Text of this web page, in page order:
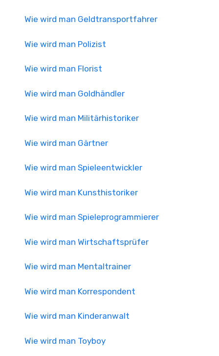
Wie wird man Geldtransportfahrer
Wie wird man Polizist
Wie wird man Florist
Wie wird man Goldhändler
Wie wird man Militärhistoriker
Wie wird man Gärtner
Wie wird man Spieleentwickler
Wie wird man Kunsthistoriker
Wie wird man Spieleprogrammierer
Wie wird man Wirtschaftsprüfer
Wie wird man Mentaltrainer
Wie wird man Korrespondent
Wie wird man Kinderanwalt
Wie wird man Toyboy